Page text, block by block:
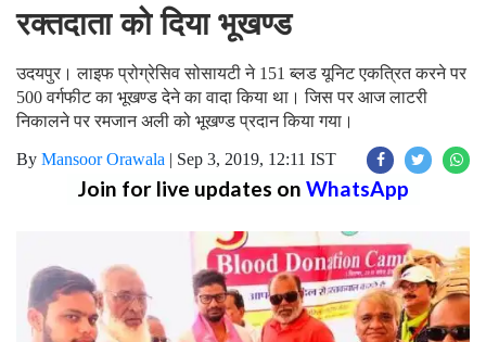
रक्तदाता को दिया भूखण्ड
उदयपुर। लाइफ प्रोग्रेसिव सोसायटी ने 151 ब्लड यूनिट एकत्रित करने पर
500 वर्गफीट का भूखण्ड देने का वादा किया था। जिस पर आज लाटरी
निकालने पर रमजान अली को भूखण्ड प्रदान किया गया।
By Mansoor Orawala | Sep 3, 2019, 12:11 IST
Join for live updates on WhatsApp